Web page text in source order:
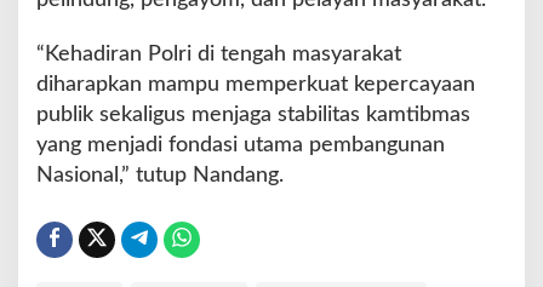
“Kehadiran Polri di tengah masyarakat
diharapkan mampu memperkuat kepercayaan
publik sekaligus menjaga stabilitas kamtibmas
yang menjadi fondasi utama pembangunan
Nasional,” tutup Nandang.